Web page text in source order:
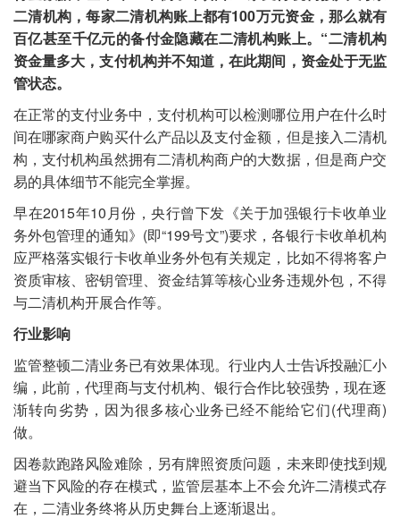
二清机构，每家二清机构账上都有100万元资金，那么就有
百亿甚至千亿元的备付金隐藏在二清机构账上。“二清机构
资金量多大，支付机构并不知道，在此期间，资金处于无监
管状态。
在正常的支付业务中，支付机构可以检测哪位用户在什么时
间在哪家商户购买什么产品以及支付金额，但是接入二清机
构，支付机构虽然拥有二清机构商户的大数据，但是商户交
易的具体细节不能完全掌握。
早在2015年10月份，央行曾下发《关于加强银行卡收单业
务外包管理的通知》(即“199号文”)要求，各银行卡收单机构
应严格落实银行卡收单业务外包有关规定，比如不得将客户
资质审核、密钥管理、资金结算等核心业务违规外包，不得
与二清机构开展合作等。
行业影响
监管整顿二清业务已有效果体现。行业内人士告诉投融汇小
编，此前，代理商与支付机构、银行合作比较强势，现在逐
渐转向劣势，因为很多核心业务已经不能给它们(代理商)
做。
因卷款跑路风险难除，另有牌照资质问题，未来即使找到规
避当下风险的存在模式，监管层基本上不会允许二清模式存
在，二清业务终将从历史舞台上逐渐退出。